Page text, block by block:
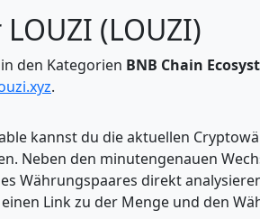
(LOUZI)
den Kategorien BNB Chain
.
kannst du die aktuellen
Neben den minutengenauen
Währungspaares direkt
Link zu der Menge und den